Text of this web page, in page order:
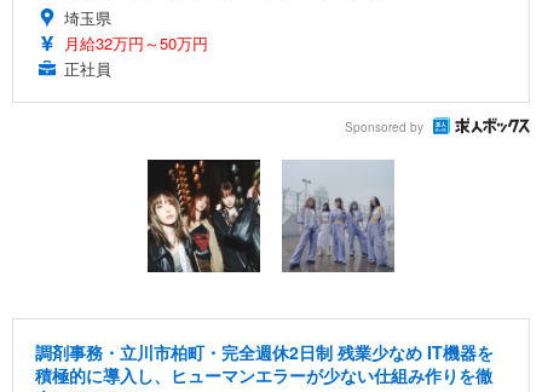
埼玉県
月給32万円～50万円
正社員
Sponsored by
調剤事務・立川市柏町・完全週休2日制 残業少なめ IT機器を
積極的に導入し、ヒューマンエラーが少ない仕組み作りを徹